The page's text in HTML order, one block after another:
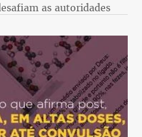
as autoridades